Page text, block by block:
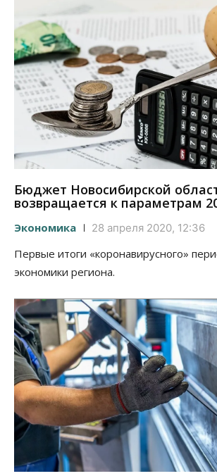
Бюджет Новосибирской
возвращается к параметрам
Экономика 28 апреля 2020, 12:36
Первые итоги «коронавирусного»
экономики региона.